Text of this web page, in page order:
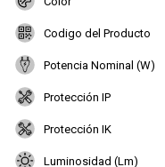
Codigo del Producto
Potencia Nominal (W)
Protección IP
Protección IK
Luminosidad (Lm)